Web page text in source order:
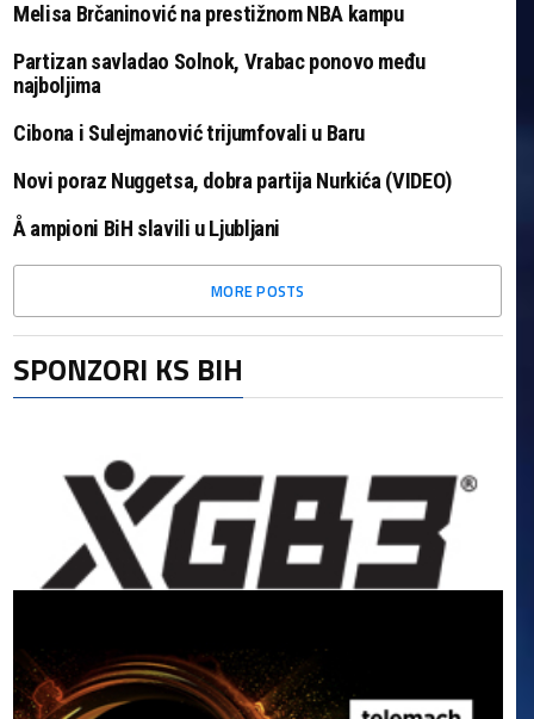
Melisa Brčaninović na prestižnom NBA kampu
Partizan savladao Solnok, Vrabac ponovo među
najboljima
Cibona i Sulejmanović trijumfovali u Baru
Novi poraz Nuggetsa, dobra partija Nurkića (VIDEO)
Å ampioni BiH slavili u Ljubljani
MORE POSTS
SPONZORI KS BIH